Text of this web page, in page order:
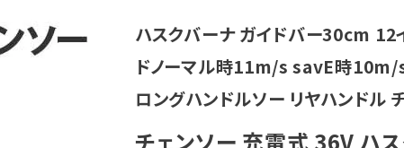
砕土機
ハスクバーナ ガイドバー30cm 12
ドノーマル時11m/s savE時10m/
ロングハンドルソー リヤハンドル
チェンソー 充電式 36V ハ